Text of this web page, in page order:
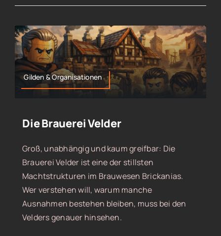
Gilden & Organisationen
Die Brauerei Velder
Groß, unabhängig und kaum greifbar: Die
Brauerei Velder ist eine der stillsten
Machtstrukturen im Brauwesen Brickanias.
Wer verstehen will, warum manche
Ausnahmen bestehen bleiben, muss bei den
Velders genauer hinsehen.